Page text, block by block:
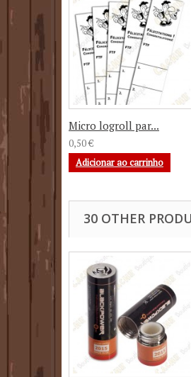
Micro logroll par...
0,50 €
Adicionar ao carrinho
30 OTHER